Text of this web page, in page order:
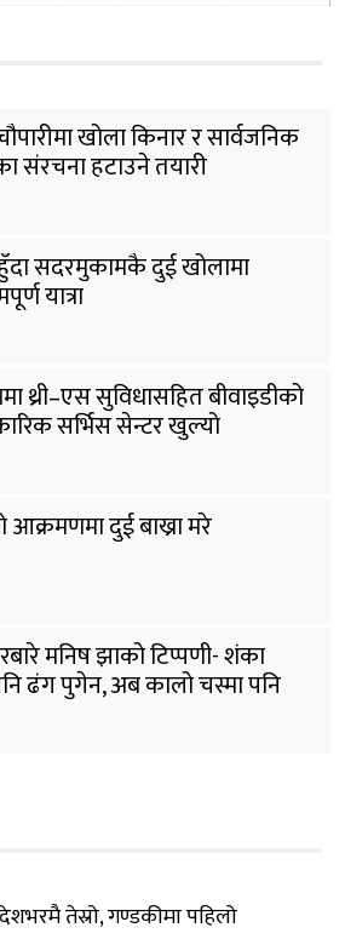
खोला किनार र सार्वजनिक
संरचना हटाउने तयारी
सदरमुकामकै दुई खोलामा
यात्रा
थ्री–एस सुविधासहित बीवाइडीको
सर्भिस सेन्टर खुल्यो
आक्रमणमा दुई बाख्रा मरे
मनिष झाको टिप्पणी- शंका
ढंग पुगेन, अब कालो चस्मा पनि
तेस्रो, गण्डकीमा पहिलो